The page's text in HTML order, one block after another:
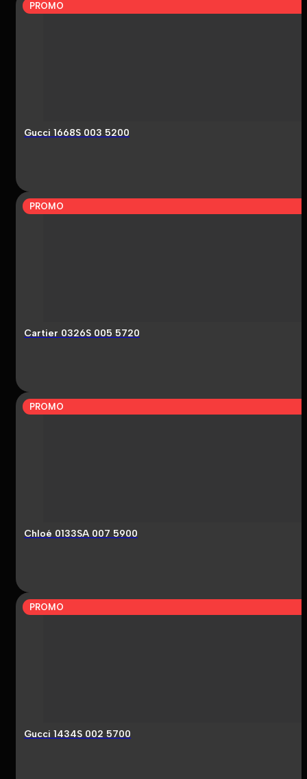
PROMO
Gucci 1668S 003 5200
PROMO
Cartier 0326S 005 5720
PROMO
Chloé 0133SA 007 5900
PROMO
Gucci 1434S 002 5700